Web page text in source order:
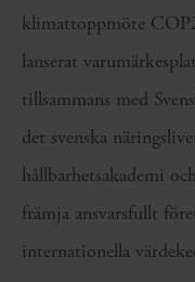
klimattoppmöte
lanserat
tillsammans med
det svenska
hållbarhetsakademi
främja ansvarsfullt
internationella